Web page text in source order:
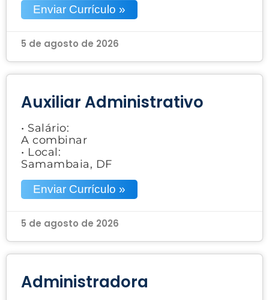
Enviar Currículo »
5 de agosto de 2026
Auxiliar Administrativo
• Salário:
A combinar
• Local:
Samambaia, DF
Enviar Currículo »
5 de agosto de 2026
Administradora